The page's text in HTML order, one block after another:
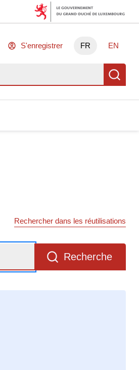
S'enregistrer FR EN
Rechercher dans les réutilisations
Recherche